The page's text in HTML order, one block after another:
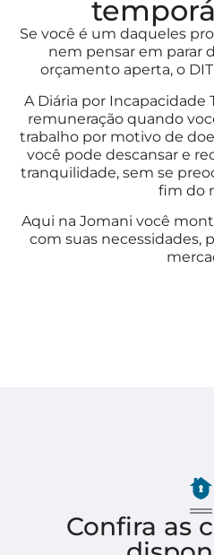
Se você é um daqueles
nem pensar em parar
orçamento aperta, o
A Diária por Incapacidade
remuneração quando
trabalho por motivo de
você pode descansar e
tranquilidade, sem se
fim do
Aqui na Jomani você
com suas necessidades,
Confira as